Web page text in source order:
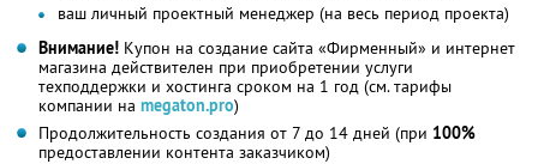
ваш личный проектный менеджер (на весь период проекта)
Внимание! Купон на создание сайта «Фирменный» и интернет
магазина действителен при приобретении услуги
техподдержки и хостинга сроком на 1 год (см. тарифы
компании на megaton.pro)
Продолжительность создания от 7 до 14 дней (при 100%
предоставлении контента заказчиком)